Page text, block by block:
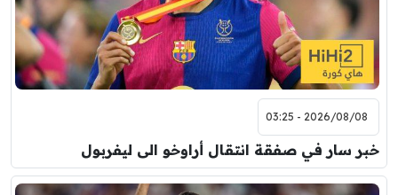
2026/08/08 - 03:25
خبر سار في صفقة انتقال أراوخو الى ليفربول